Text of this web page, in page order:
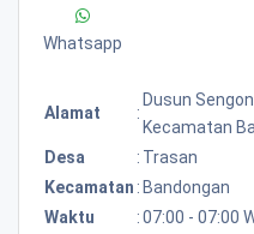
Whatsapp
Alamat :
Dusun
Kecamatan
Desa
: Trasan
Kecamatan : Bandongan
Waktu
:07:00 - 07:00